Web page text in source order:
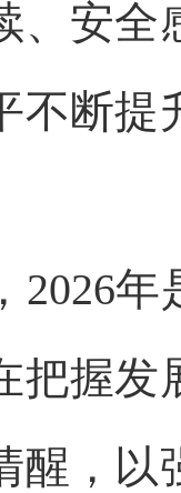
、安全
不断提
2026
把握发
醒，